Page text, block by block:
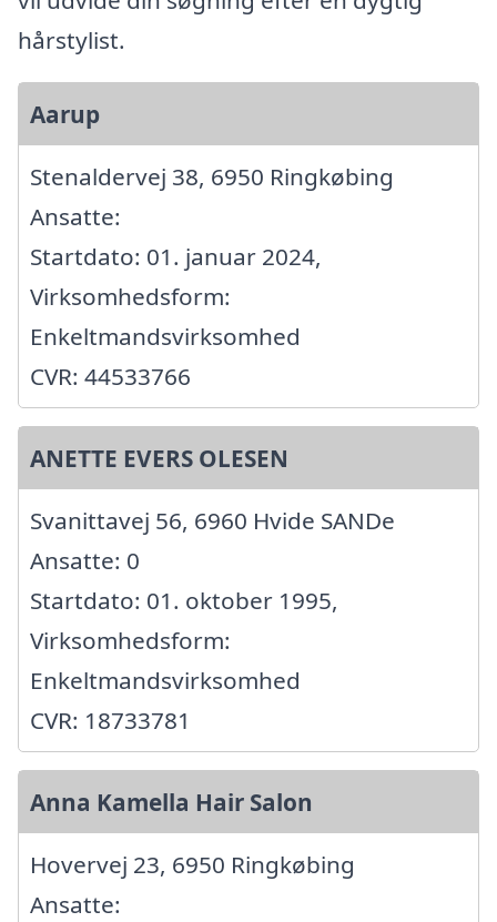
hårstylist.
Aarup
Stenaldervej 38, 6950 Ringkøbing
Ansatte:
Startdato: 01. januar 2024,
Virksomhedsform:
Enkeltmandsvirksomhed
CVR: 44533766
ANETTE EVERS OLESEN
Svanittavej 56, 6960 Hvide SANDe
Ansatte: 0
Startdato: 01. oktober 1995,
Virksomhedsform:
Enkeltmandsvirksomhed
CVR: 18733781
Anna Kamella Hair Salon
Hovervej 23, 6950 Ringkøbing
Ansatte: